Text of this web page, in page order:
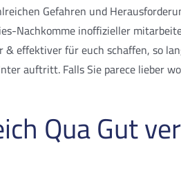
Gefahren und
Nachkomme inoffizieller
effektiver für euch schaffen, so
auftritt. Falls Sie parece lieber
Qua Gut